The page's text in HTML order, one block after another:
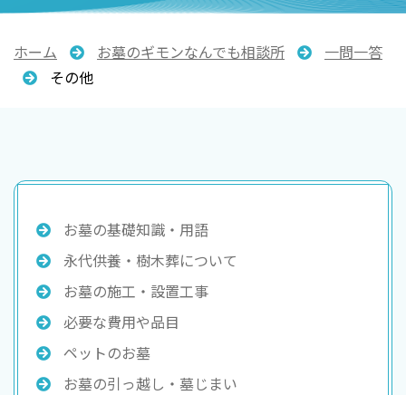
ホーム お墓のギモンなんでも相談所
一問一答
その他
お墓の基礎知識・用語
永代供養・樹木葬について
お墓の施工・設置工事
必要な費用や品目
ペットのお墓
お墓の引っ越し・墓じまい